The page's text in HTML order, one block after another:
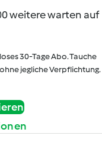
weitere warten auf
30-Tage Abo. Tauche
jegliche Verpflichtung.